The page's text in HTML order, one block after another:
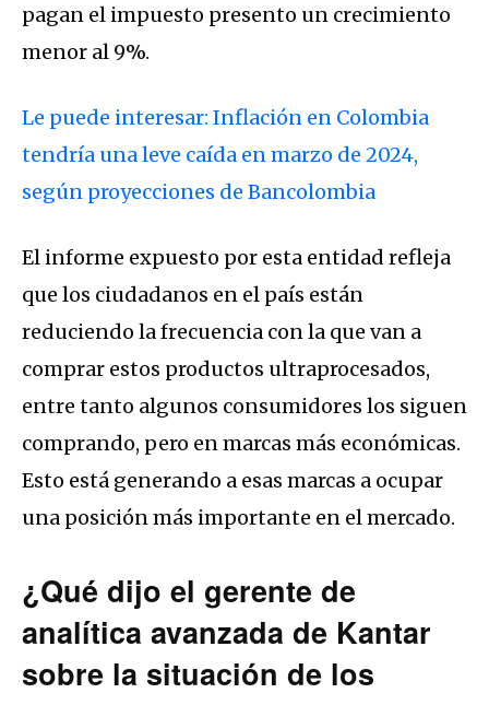
pagan el impuesto presento un crecimiento
menor al 9%.
Le puede interesar: Inflación en Colombia
tendría una leve caída en marzo de 2024,
según proyecciones de Bancolombia
El informe expuesto por esta entidad refleja
que los ciudadanos en el país están
reduciendo la frecuencia con la que van a
comprar estos productos ultraprocesados,
entre tanto algunos consumidores los siguen
comprando, pero en marcas más económicas.
Esto está generando a esas marcas a ocupar
una posición más importante en el mercado.
¿Qué dijo el gerente de
analítica avanzada de Kantar
sobre la situación de los